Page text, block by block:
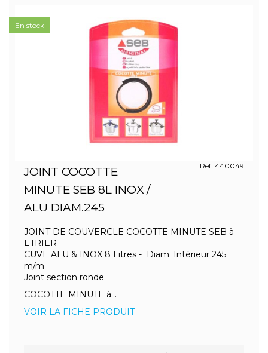
JOINT COCOTTE
MINUTE SEB 8L INOX /
ALU DIAM.245
Ref. 440049
JOINT DE COUVERCLE COCOTTE MINUTE SEB à
ETRIER
CUVE ALU & INOX 8 Litres - Diam. Intérieur 245
m/m
Joint section ronde.
COCOTTE MINUTE à...
VOIR LA FICHE PRODUIT
En stock